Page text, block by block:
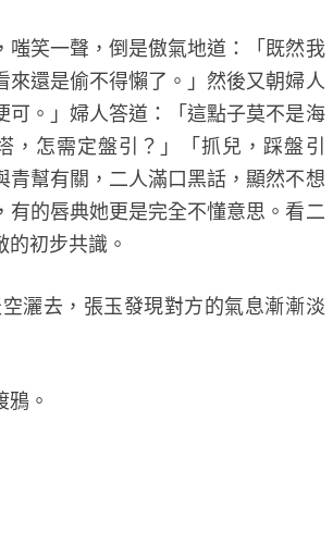
笑一聲，倒是傲氣地道：「既然我
還是偷不得懶了。」然後又朝婦人
。」婦人答道：「這點子莫不是海
怎需定盤引？」「抓兒，踩盤引
幫有關，二人滿口黑話，顯然不想
的唇典她更是完全不懂意思。看二
初步共識。
去，張玉發現對方的氣息漸漸淡
。